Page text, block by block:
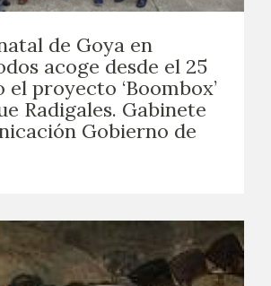
de Goya en
acoge desde el 25
el proyecto ‘Boombox’
Radigales. Gabinete
Gobierno de